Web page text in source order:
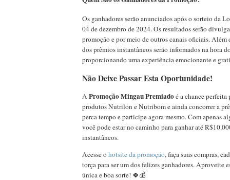
Os ganhadores serão anunciados após o sorteio da
04 de dezembro de 2024. Os resultados serão
promoção e por meio de outros canais oficiais. Além
dos prêmios instantâneos serão informados na hora
proporcionando uma experiência emocionante e
Não Deixe Passar Esta Oportunidade!
A Promoção Mingau Premiadoé a chance
produtos Nutrilon e Nutribom e ainda concorrer a
perca tempo e participe agora mesmo. Com apenas
você pode estar no caminho para ganhar até
instantâneos.
Acesse ohotsite da promoção, faça suas compras,
torça para ser um dos felizes ganhadores. Aproveite
única e boa sorte! 🍀💰